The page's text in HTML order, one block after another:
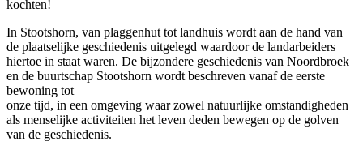
kochten!
In Stootshorn, van plaggenhut tot landhuis wordt aan de hand van
de plaatselijke geschiedenis uitgelegd waardoor de landarbeiders
hiertoe in staat waren. De bijzondere geschiedenis van Noordbroek
en de buurtschap Stootshorn wordt beschreven vanaf de eerste
bewoning tot
onze tijd, in een omgeving waar zowel natuurlijke omstandigheden
als menselijke activiteiten het leven deden bewegen op de golven
van de geschiedenis.